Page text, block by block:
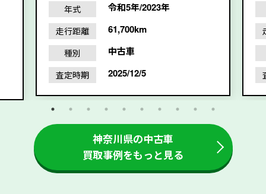
年式 令和5年/2023年
走行距離 61,700km
種別 中古車
査定時期 2025/12/5
神奈川県の中古車
買取事例をもっと見る